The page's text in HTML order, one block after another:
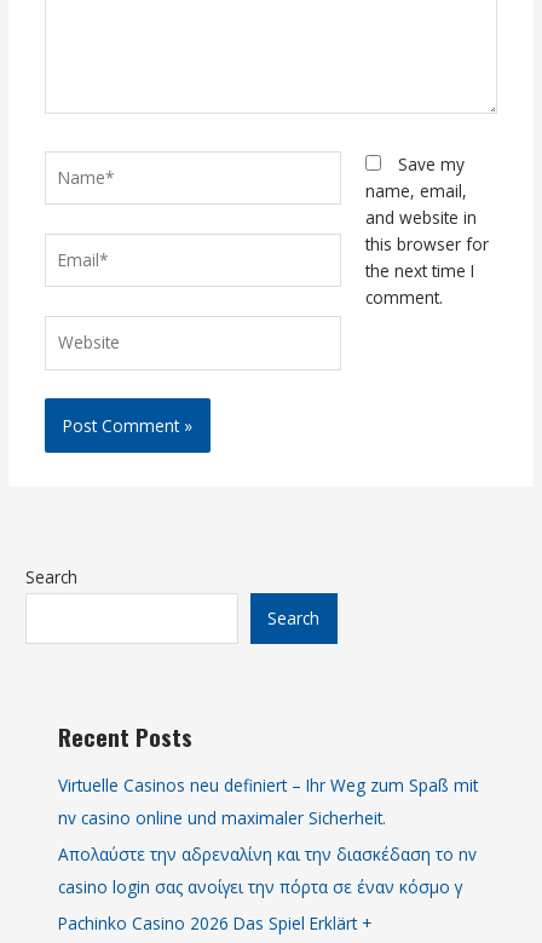
Save my
name, email,
and website in
this browser for
the next time I
comment.
Search
Search
Recent Posts
Virtuelle Casinos neu definiert – Ihr Weg zum Spaß mit
nv casino online und maximaler Sicherheit.
Απολαύστε την αδρεναλίνη και την διασκέδαση το nv
casino login σας ανοίγει την πόρτα σε έναν κόσμο γ
Pachinko Casino 2026 Das Spiel Erklärt +